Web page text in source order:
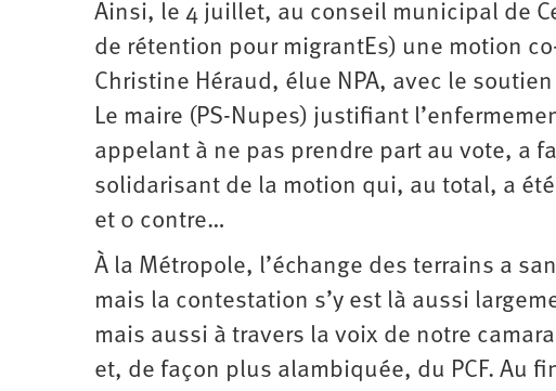
Ainsi, le 4 juillet, au conseil municipal de
de rétention pour migrantEs) une motion
Christine Héraud, élue NPA, avec le
Le maire (PS-Nupes) justifiant
appelant à ne pas prendre part au vote, a
solidarisant de la motion qui, au total, a
et 0 contre…
À la Métropole, l’échange des terrains a
mais la contestation s’y est là aussi
mais aussi à travers la voix de notre
et, de façon plus alambiquée, du PCF. Au